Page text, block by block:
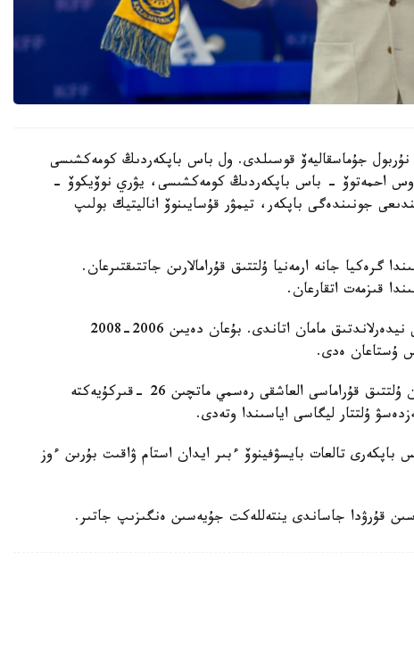
نۇربول جۇماسقاليەۆ قوسىلدى. ول باس باپكەردىڭ كومەكشىسى
احمەتوۆ - باس باپكەردىڭ كومەكشىسى، يۋري نوۆيكوۆ -
جونىندەگى باپكەر، تيمۋر قۇسايىنوۆ اناليتيك بولىپ
گرەكيا جانە ارمەنيا ۇلتتىق قۇرامالارىن جاتتىقتىرعان.
قىزمەت اتقارعان.
ول قازاقستان ۇلتتىق قۇراماسىن باسقارعان ەكىنشى نيدەرلاندتىق مامان اتاندى. بۇعان دەيىن 2006-2008
ۇستاعان ەدى.
دجون ۆانت سحيپ جەتەكشىلىك ەتەتىن قازاقستان ۇلتتىق قۇراماسى العاشقى رەسمي ماتچىن 26 -قىركۇيەكتە
ۇلتتار ليگاسى اياسىندا وتەدى.
باپكەرى تالعات بايسۋفينوۆ ءبىر ايدان استام ۋاقىت بۇرىن ءوز
قۇرۋدا جاساندى ينتەللەكت جۇيەسىن ەنگىزىپ جاتىر.